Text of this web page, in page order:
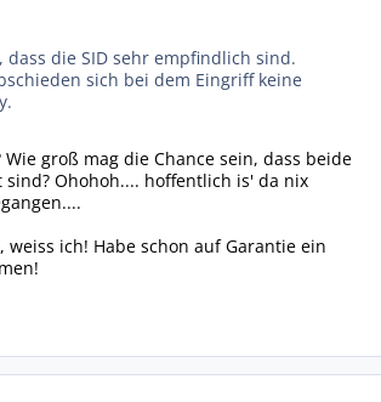
dass die SID sehr empfindlich sind.
sich bei dem Eingriff keine
Wie groß mag die Chance sein, dass beide
Ohohoh.... hoffentlich is' da nix
weiss ich! Habe schon auf Garantie ein